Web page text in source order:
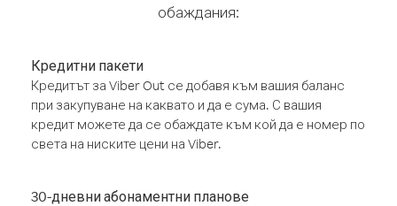
обаждания:
Кредитни пакети
Кредитът за Viber Out се добавя към вашия баланс
при закупуване на каквато и да е сума. С вашия
кредит можете да се обаждате към кой да е номер по
света на ниските цени на Viber.
30-дневни абонаментни планове